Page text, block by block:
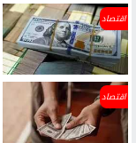
اقتصاد
اقتصاد